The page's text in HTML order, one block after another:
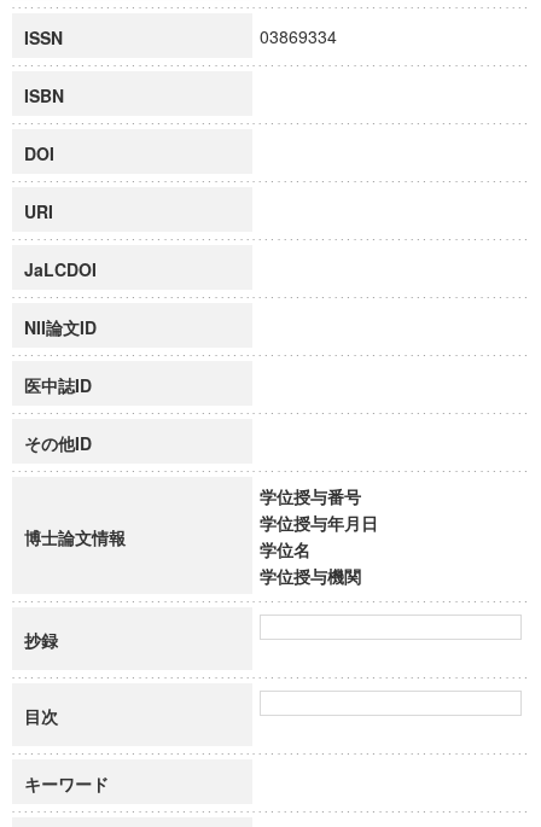
ISSN 03869334
ISBN
DOI
URI
JaLCDOI
NII論文ID
医中誌ID
その他ID
博士論文情報
学位授与番号
学位授与年月日
学位名
学位授与機関
抄録
目次
キーワード